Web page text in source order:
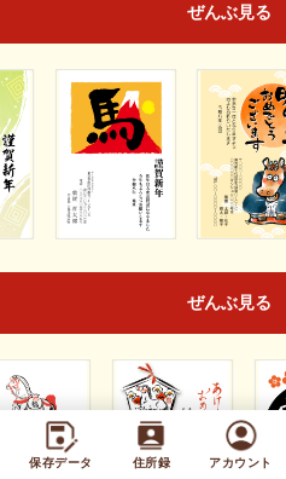
保存データ 住所録 アカウント
ぜんぶ見る
ぜんぶ見る